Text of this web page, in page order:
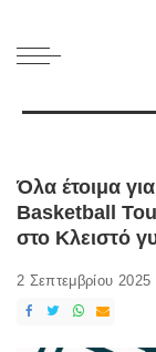
Όλα έτοιμα
Basketball
στο Κλειστό
2 Σεπτεμβρίου 2025